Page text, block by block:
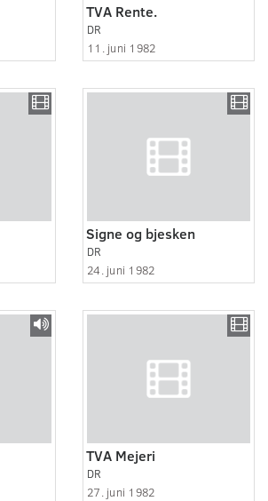
TVA Rente.
DR
11. juni 1982
Signe og bjesken
DR
24. juni 1982
TVA Mejeri
DR
27. juni 1982